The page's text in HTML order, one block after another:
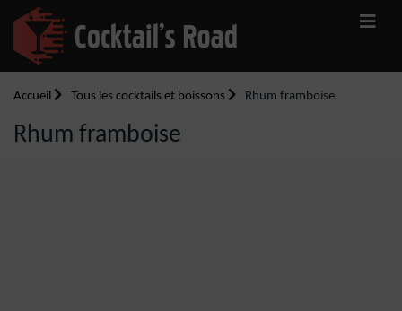
Accueil Tous les cocktails et boissons Rhum framboise
Rhum framboise